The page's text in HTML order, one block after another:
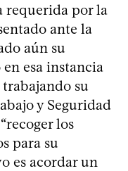
requerida por la
ante la
aún su
esa instancia
su
y Seguridad
los
para su
es acordar un